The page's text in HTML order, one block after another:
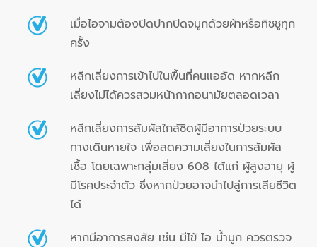
เมื่อไอจามต้องปิดปากปิดจมูกด้วยผ้าหรือทิชชูทุก
ครั้ง
หลีกเลี่ยงการเข้าไปในพื้นที่คนแออัด หากหลีก
เลี่ยงไม่ได้ควรสวมหน้ากากอนามัยตลอดเวลา
หลีกเลี่ยงการสัมผัสใกล้ชิดผู้มีอาการป่วยระบบ
ทางเดินหายใจ เพื่อลดความเสี่ยงในการสัมผัส
เชื้อ โดยเฉพาะกลุ่มเสี่ยง 608 ได้แก่ ผู้สูงอายุ ผู้
มีโรคประจำตัว ซึ่งหากป่วยอาจนำไปสู่การเสียชีวิต
ได้
หากมีอาการสงสัย เช่น มีไข้ ไอ น้ำมูก ควรตรวจ